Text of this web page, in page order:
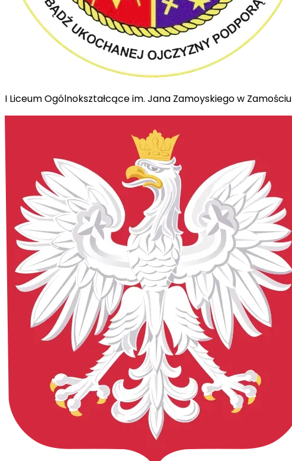
I Liceum Ogólnokształcące im. Jana Zamoyskiego w Zamościu